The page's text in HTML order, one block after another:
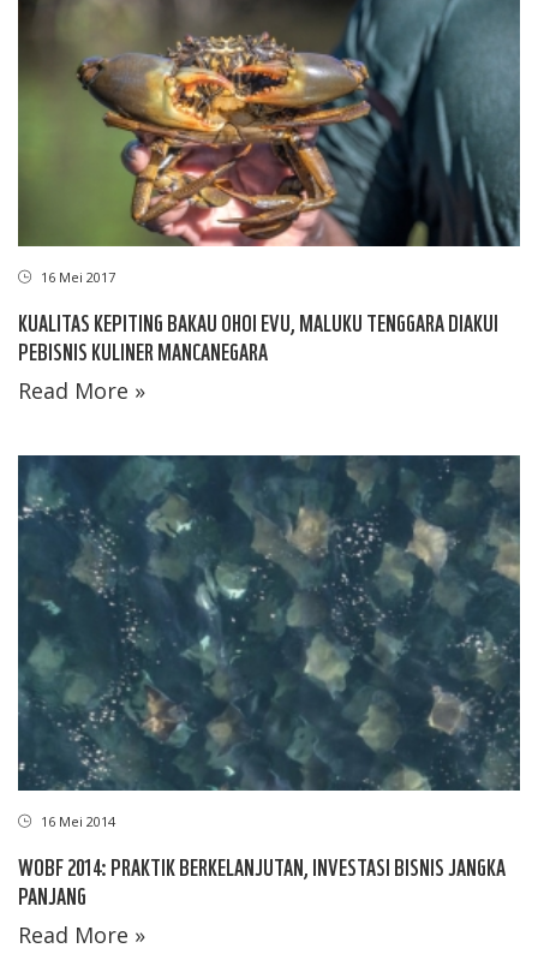
16 Mei 2017
KUALITAS KEPITING BAKAU OHOI EVU, MALUKU TENGGARA DIAKUI
PEBISNIS KULINER MANCANEGARA
Read More »
16 Mei 2014
WOBF 2014: PRAKTIK BERKELANJUTAN, INVESTASI BISNIS JANGKA
PANJANG
Read More »